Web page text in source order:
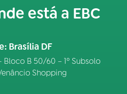
está a EBC
Brasília DF
Bloco B 50/60 – 1º Subsolo
Shopping